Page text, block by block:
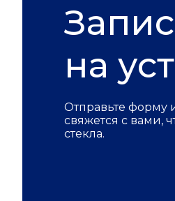
на
Отправьте форму
свяжется с вами,
стекла.